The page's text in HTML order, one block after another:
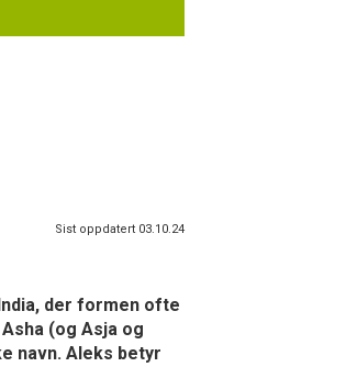
Sist oppdatert 03.10.24
der formen ofte
(og Asja og
navn. Aleks betyr